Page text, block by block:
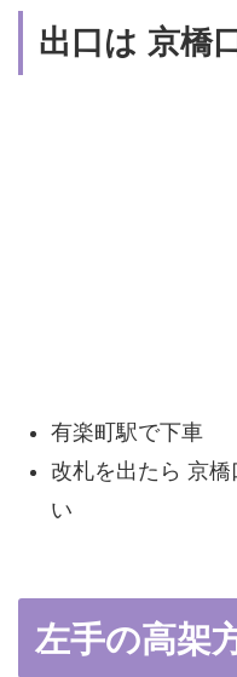
出口は 京橋
有楽町駅で下車
改札を出たら 京
い
左手の高架